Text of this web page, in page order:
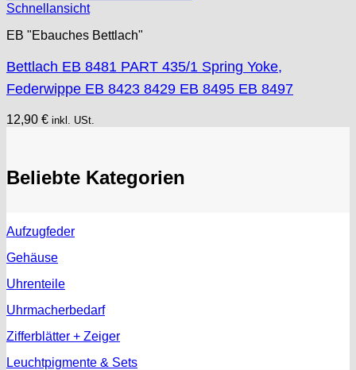
Schnellansicht
EB "Ebauches Bettlach"
Bettlach EB 8481 PART 435/1 Spring Yoke,
Federwippe EB 8423 8429 EB 8495 EB 8497
12,90 € inkl. USt.
Beliebte Kategorien
Aufzugfeder
Gehäuse
Uhrenteile
Uhrmacherbedarf
Zifferblätter + Zeiger
Leuchtpigmente & Sets